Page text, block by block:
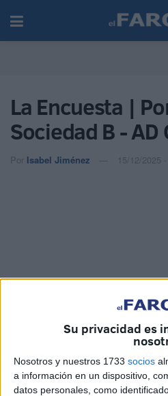
Su privacidad es
Nosotros y nuestros 1733 socios
a información en un dispositivo,
datos personales, como
La Encuesta |
Sociedad B - AD
Por Isabel Jiménez 15/12/2025 -
Imágaenes: FaroTV